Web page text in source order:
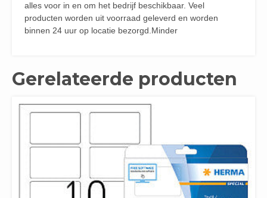
alles voor in en om het bedrijf beschikbaar. Veel
producten worden uit voorraad geleverd en worden
binnen 24 uur op locatie bezorgd.Minder
Gerelateerde producten